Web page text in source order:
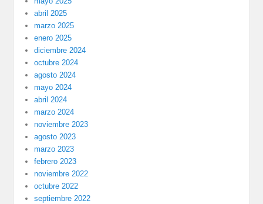
abril 2025
marzo 2025
enero 2025
diciembre 2024
octubre 2024
agosto 2024
mayo 2024
abril 2024
marzo 2024
noviembre 2023
agosto 2023
marzo 2023
febrero 2023
noviembre 2022
octubre 2022
septiembre 2022